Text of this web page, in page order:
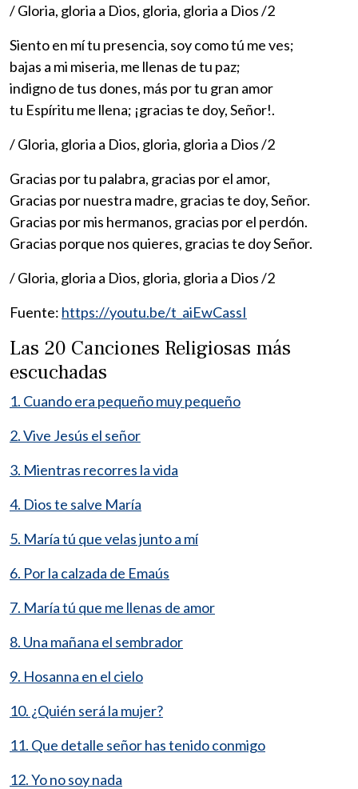
/ Gloria, gloria a Dios, gloria, gloria a Dios /2
Siento en mí tu presencia, soy como tú me ves;
bajas a mi miseria, me llenas de tu paz;
indigno de tus dones, más por tu gran amor
tu Espíritu me llena; ¡gracias te doy, Señor!.
/ Gloria, gloria a Dios, gloria, gloria a Dios /2
Gracias por tu palabra, gracias por el amor,
Gracias por nuestra madre, gracias te doy, Señor.
Gracias por mis hermanos, gracias por el perdón.
Gracias porque nos quieres, gracias te doy Señor.
/ Gloria, gloria a Dios, gloria, gloria a Dios /2
Fuente: https://youtu.be/t_aiEwCassI
Las 20 Canciones Religiosas más
escuchadas
1. Cuando era pequeño muy pequeño
2. Vive Jesús el señor
3. Mientras recorres la vida
4. Dios te salve María
5. María tú que velas junto a mí
6. Por la calzada de Emaús
7. María tú que me llenas de amor
8. Una mañana el sembrador
9. Hosanna en el cielo
10. ¿Quién será la mujer?
11. Que detalle señor has tenido conmigo
12. Yo no soy nada